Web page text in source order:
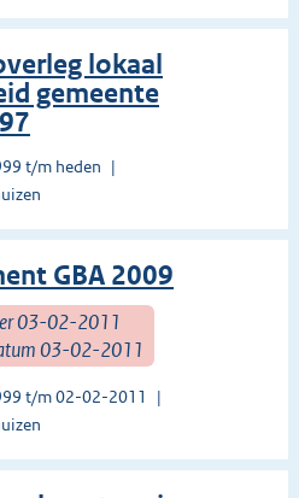
lokaal
gemeente
t/m heden
GBA 2009
03-02-2011
03-02-2011
t/m 02-02-2011